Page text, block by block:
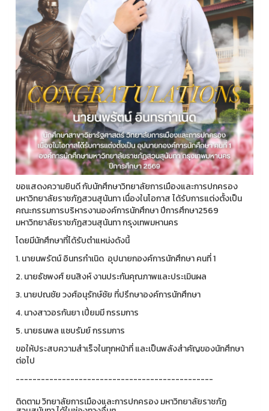
ขอแสดงความยินดี กับนักศึกษาวิทยาลัยการเมืองและการปกครอง
มหาวิทยาลัยราชภัฏสวนสุนันทา เนื่องในโอกาส ได้รับการแต่งตั้งเป็น
คณะกรรมการบริหารงานองค์การนักศึกษา ปีการศึกษา2569
มหาวิทยาลัยราชภัฏสวนสุนันทา กรุงเทพมหานคร
โดยมีนักศึกษาที่ได้รับตำแหน่งดังนี้
1. นายนพรัตน์ อินทรกำเนิด อุปนายกองค์การนักศึกษา คนที่ 1
2. นายธัชพงศ์ ยนสิงห์ งานประกันคุณภาพและประเมินผล
3. นายปณชัย วงศ์อนุรักษ์ชัย ที่ปรึกษาองค์การนักศึกษา
4. นางสาวอรกันยา เปี่ยมมี กรรมการ
5. นายธนพล แชบรัมย์ กรรมการ
ขอให้ประสบความสำเร็จในทุกหน้าที่ และเป็นพลังสำคัญของนักศึกษา
ต่อไป
-----------------------------------------------
ติดตาม วิทยาลัยการเมืองและการปกครอง มหาวิทยาลัยราชภัฏ